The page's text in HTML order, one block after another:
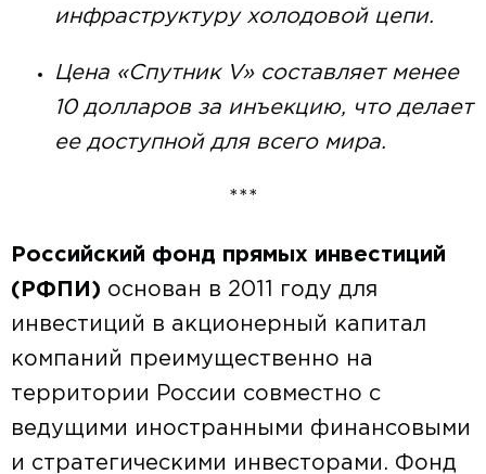
инфраструктуру холодовой цепи.
Цена «Спутник V» составляет менее
10 долларов за инъекцию, что делает
ее доступной для всего мира.
***
Российский фонд прямых инвестиций
(РФПИ) основан в 2011 году для
инвестиций в акционерный капитал
компаний преимущественно на
территории России совместно с
ведущими иностранными финансовыми
и стратегическими инвесторами. Фонд